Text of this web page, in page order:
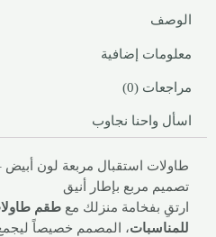
الوصف
معلومات إضافية
مراجعات (0)
اسأل واحنا نجاوب
طاولات استقبال مربعة لون
تصميم مربع بإطار أنيق
ارتقِ بفخامة منزلك مع طقم
للمناسبات، المصمم خصيصاً ليجمع